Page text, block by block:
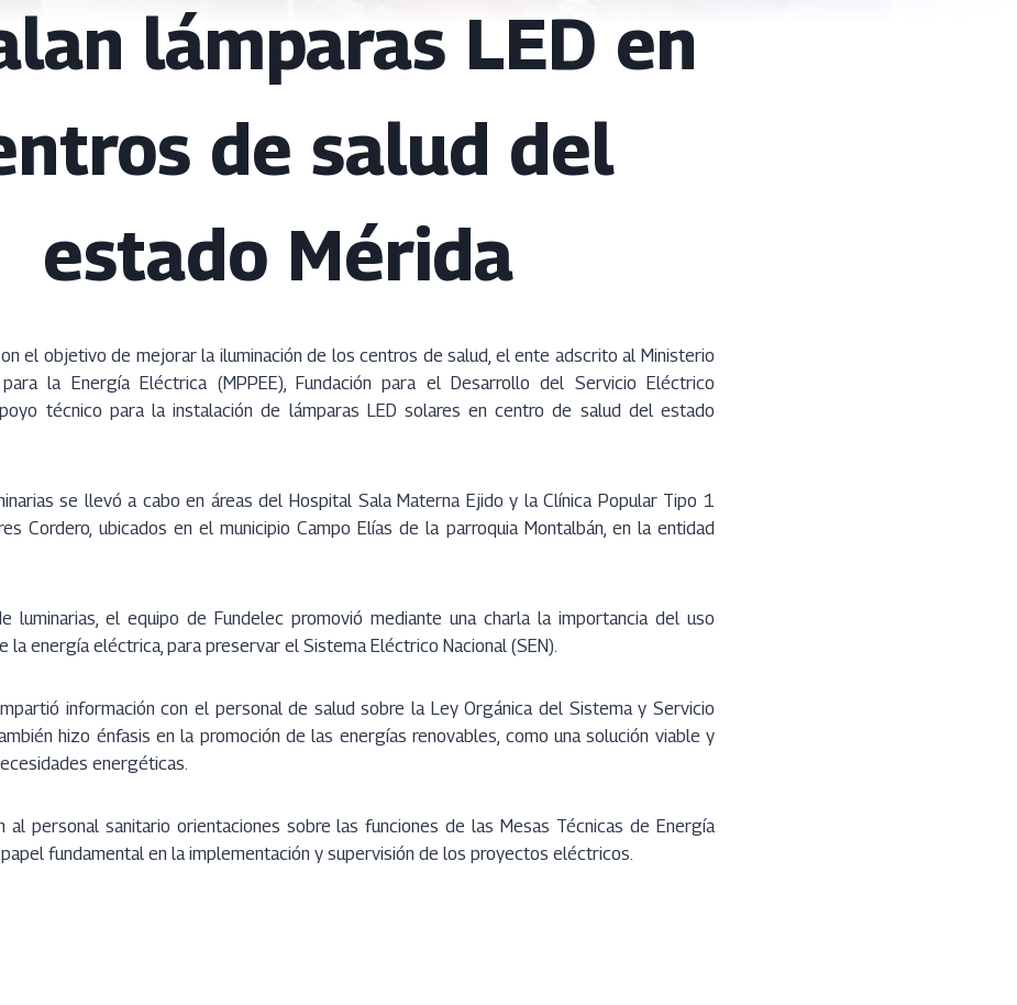
lámparas LED en
de salud del
estado Mérida
el objetivo de mejorar la iluminación de los centros de salud, el ente adscrito al Ministerio
la Energía Eléctrica (MPPEE), Fundación para el Desarrollo del Servicio Eléctrico
técnico para la instalación de lámparas LED solares en centro de salud del estado
se llevó a cabo en áreas del Hospital Sala Materna Ejido y la Clínica Popular Tipo 1
Cordero, ubicados en el municipio Campo Elías de la parroquia Montalbán, en la entidad
luminarias, el equipo de Fundelec promovió mediante una charla la importancia del uso
la energía eléctrica, para preservar el Sistema Eléctrico Nacional (SEN).
información con el personal de salud sobre la Ley Orgánica del Sistema y Servicio
hizo énfasis en la promoción de las energías renovables, como una solución viable y
energéticas.
al personal sanitario orientaciones sobre las funciones de las Mesas Técnicas de Energía
fundamental en la implementación y supervisión de los proyectos eléctricos.